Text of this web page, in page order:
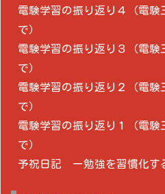
電験学習の振り返り４（電験
で）
電験学習の振り返り３（電験
で）
電験学習の振り返り２（電験
で）
電験学習の振り返り１（電験
で）
予祝日記 ー勉強を習慣化す